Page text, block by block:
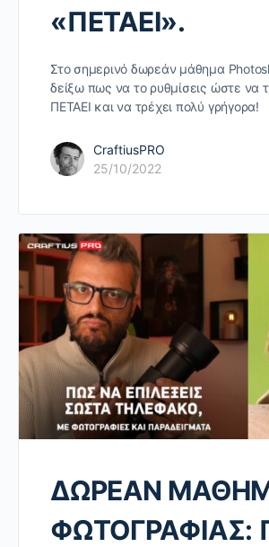
«ΠΕΤΑΕΙ».
Στο σημερινό δωρεάν μάθημα
δείξω πως να το ρυθμίσεις ώστε να
ΠΕΤΑΕΙ και να τρέχει πολύ
CraftiusPRO
25/10/2022
ΔΩΡΕΑΝ
ΦΩΤΟΓΡΑΦΙΑΣ: